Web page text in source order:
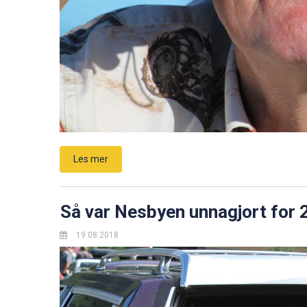
Les mer
Så var Nesbyen unnagjort for
19.08.2018